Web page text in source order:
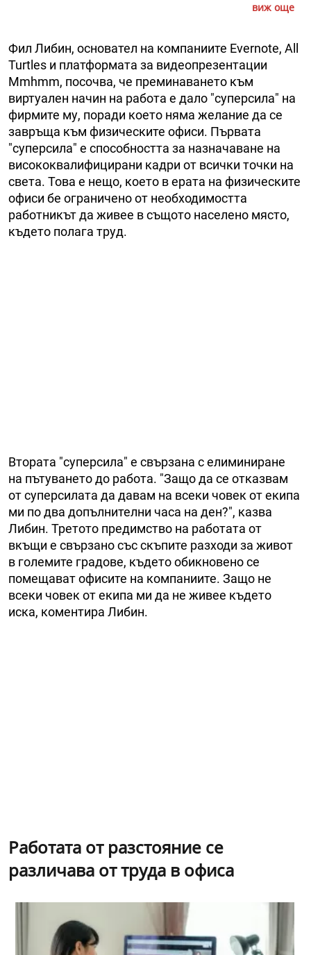
виж още
Фил Либин, основател на компаниите Evernote, All
Turtles и платформата за видеопрезентации
Mmhmm, посочва, че преминаването към
виртуален начин на работа е дало "суперсила" на
фирмите му, поради което няма желание да се
завръща към физическите офиси. Първата
"суперсила" е способността за назначаване на
висококвалифицирани кадри от всички точки на
света. Товa е нещо, което в ерата на физическите
офиси бе ограничено от необходимостта
работникът да живее в същото населено място,
където полага труд.
Втората "суперсила" е свързана с елиминиране
на пътуването до работа. "Защо да се отказвам
от суперсилата да давам на всеки човек от екипа
ми по два допълнителни часа на ден?", казва
Либин. Третото предимство на работата от
вкъщи е свързано със скъпите разходи за живот
в големите градове, където обикновено се
помещават офисите на компаниите. Защо не
всеки човек от екипа ми да не живее където
иска, коментира Либин.
Работата от разстояние се
различава от труда в офиса